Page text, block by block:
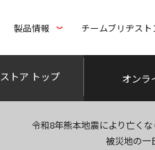
製品情報 チームブリヂスト
ストア トップ オンラ
令和8年熊本地震により亡く
被災地の一